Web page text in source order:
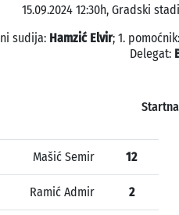
15.09.2024 12:30h, Gradski
sudija: Hamzić Elvir; 1. pomoćnik:
Delegat:
Mašić Semir 12
Ramić Admir 2